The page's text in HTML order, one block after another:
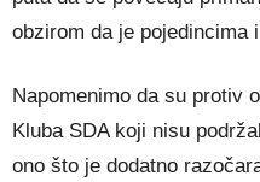
obzirom da je pojedincima
Napomenimo da su protiv
Kluba SDA koji nisu
ono što je dodatno